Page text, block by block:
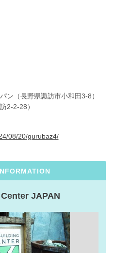
ン（長野県諏訪市小和田3-8）
2-2-28）
08/20/gurubaz4/
JAPAN